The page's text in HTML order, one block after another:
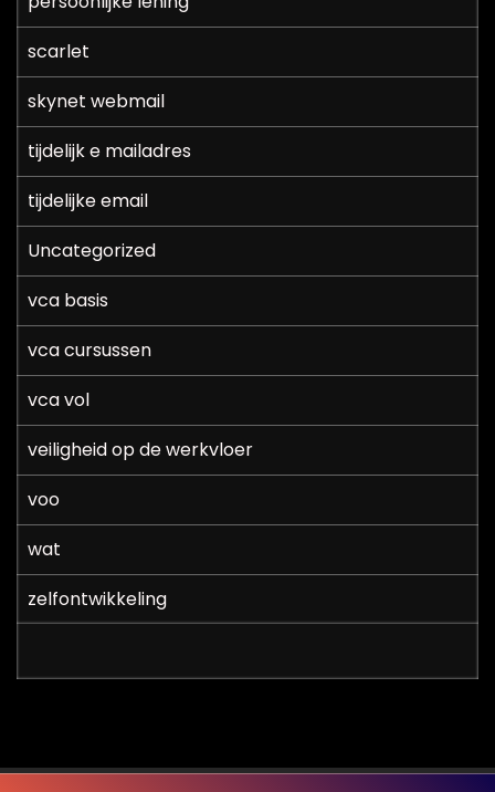
scarlet
skynet webmail
tijdelijk e mailadres
tijdelijke email
Uncategorized
vca basis
vca cursussen
vca vol
veiligheid op de werkvloer
voo
wat
zelfontwikkeling